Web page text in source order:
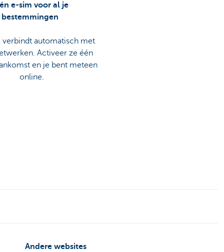
e-sim voor al je
bestemmingen
verbindt automatisch met
Activeer ze één
en je bent meteen
online.
Andere websites